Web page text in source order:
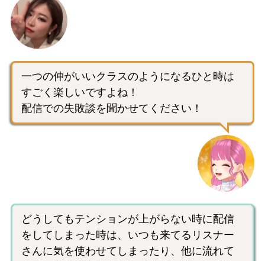
一つの仲がいいクラスのようになるひと時は
すごく楽しいですよね！
配信での失敗談を聞かせてください！
どうしてもテンションが上がらない時に配信
をしてしまった時は、いつも来てるリスナー
さんに気を使わせてしまったり、他に流れて